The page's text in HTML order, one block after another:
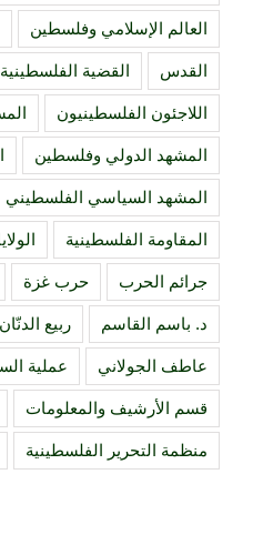
العالم الإسلامي وفلسطين
القدس القضية الفلسطينية
اللاجئون الفلسطينيون
المشهد الدولي وفلسطين
المشهد السياسي الفلسطيني
المقاومة الفلسطينية
جرائم الحرب حرب غزة
د. باسم القاسم ربيع الدنّان
عاطف الجولاني عملية
قسم الأرشيف والمعلومات
منظمة التحرير الفلسطينية